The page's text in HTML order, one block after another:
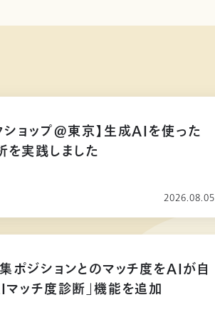
ショップ@東京】生成AIを使った
を実践しました
2026.08.05
集ポジションとのマッチ度をAIが自
ッチ度診断」機能を追加